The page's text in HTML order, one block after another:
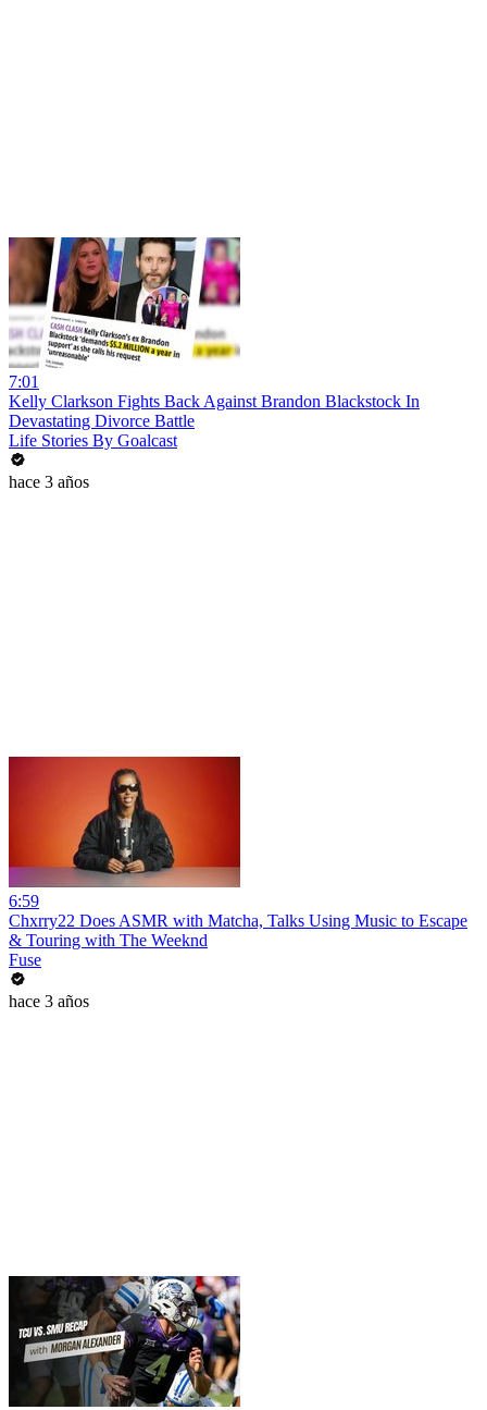
7:01
Kelly Clarkson Fights Back Against Brandon Blackstock In
Devastating Divorce Battle
Life Stories By Goalcast
hace 3 años
6:59
Chxrry22 Does ASMR with Matcha, Talks Using Music to Escape
& Touring with The Weeknd
Fuse
hace 3 años